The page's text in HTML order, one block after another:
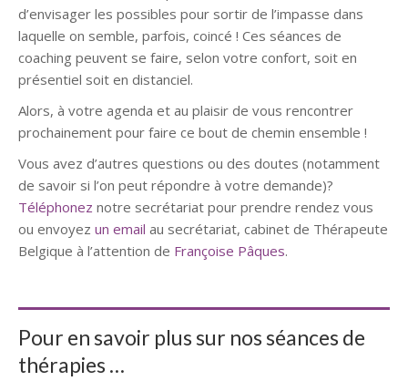
d’envisager les possibles pour sortir de l’impasse dans
laquelle on semble, parfois, coincé ! Ces séances de
coaching peuvent se faire, selon votre confort, soit en
présentiel soit en distanciel.
Alors, à votre agenda et au plaisir de vous rencontrer
prochainement pour faire ce bout de chemin ensemble !
Vous avez d’autres questions ou des doutes (notamment
de savoir si l’on peut répondre à votre demande)?
Téléphonez notre secrétariat pour prendre rendez vous
ou envoyez un email au secrétariat, cabinet de Thérapeute
Belgique à l’attention de Françoise Pâques.
Pour en savoir plus sur nos séances de
thérapies …